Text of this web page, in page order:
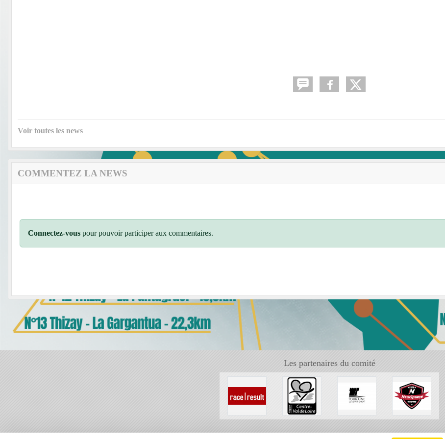
Voir toutes les news
COMMENTEZ LA NEWS
Connectez-vous pour pouvoir participer aux commentaires.
Les partenaires du comité